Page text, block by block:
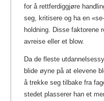
for å rettferdiggjøre
seg, kritisere og ha en
holdning. Disse faktorene
avreise eller et blow.
Da de fleste
blide øyne på at elevene
å trekke seg tilbake fra
stedet plasserer han et